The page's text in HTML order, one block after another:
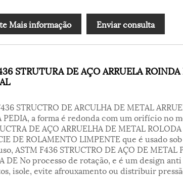
Mais informação Enviar consulta
STRUTURA DE AÇO ARRUELA
STRUCTRO DE ARCULHA DE METAL
PEDIA, a forma é redonda com um orifício no
DE AÇO ARRUELHA DE METAL
DE ROLAMENTO LIMPENTE que é usado
ASTM F436 STRUCTRO DE AÇO DE METAL
DE No processo de rotação, e é um design
isole, evite afrouxamento ou distribuir